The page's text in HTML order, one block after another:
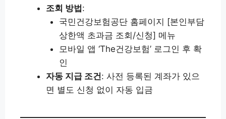
조회 방법:
국민건강보험공단 홈페이지 [본인부담
상한액 초과금 조회/신청] 메뉴
모바일 앱 ‘The건강보험’ 로그인 후 확
인
자동 지급 조건: 사전 등록된 계좌가 있으
면 별도 신청 없이 자동 입금